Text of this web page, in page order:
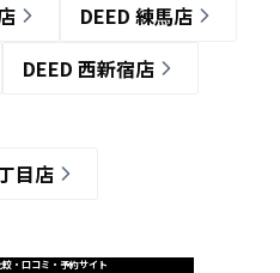
DEED 練馬店
DEED 西新宿店
目店
・口コミ・予約サイト